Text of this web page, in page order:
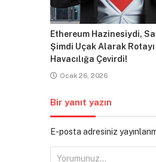
Ethereum Hazinesiydi,
Şimdi Uçak Alarak Rotayı
Havacılığa Çevirdi!
Ocak 26, 2026
Bir yanıt yazın
E-posta adresiniz